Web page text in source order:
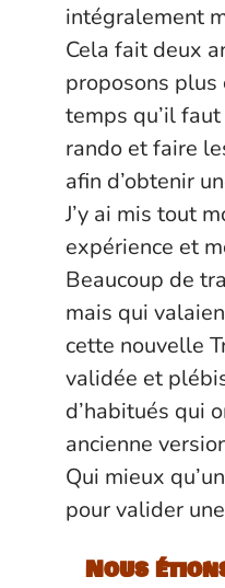
intégralement
Cela fait deux
proposons
temps qu’il
rando et faire
afin d’obtenir
J’y ai mis tout
expérience et
Beaucoup de
mais qui
cette nouvelle
validée et
d’habitués qui
ancienne
Qui mieux
pour valider
Nous